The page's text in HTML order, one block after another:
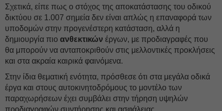
Σχετικά, είπε πως ο στόχος της αποκατάστασης του οδικού
δικτύου σε 1.007 σημεία δεν είναι απλώς η επαναφορά των
υποδομών στην προγενέστερη κατάσταση, αλλά η
δημιουργία πιο ανθεκτικών έργων, με προδιαγραφές που
θα μπορούν να ανταποκριθούν στις μελλοντικές προκλήσεις
και στα ακραία καιρικά φαινόμενα.
Στην ίδια θεματική ενότητα, πρόσθεσε ότι στα μεγάλα οδικά
έργα και στους αυτοκινητοδρόμους το μοντέλο των
παραχωρήσεων έχει συμβάλει στην τήρηση υψηλών
προδιαγραφών συντήρησης και ασφάλειας.